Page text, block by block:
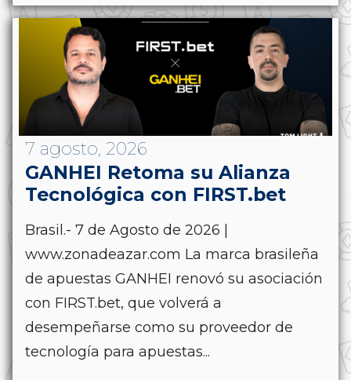
7 agosto, 2026
GANHEI Retoma su Alianza
Tecnológica con FIRST.bet
Brasil.- 7 de Agosto de 2026 |
www.zonadeazar.com La marca brasileña
de apuestas GANHEI renovó su asociación
con FIRST.bet, que volverá a
desempeñarse como su proveedor de
tecnología para apuestas...